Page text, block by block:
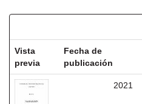
Vista
previa
Fecha de
publicación
2021